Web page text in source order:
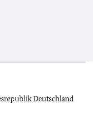
Deutschland